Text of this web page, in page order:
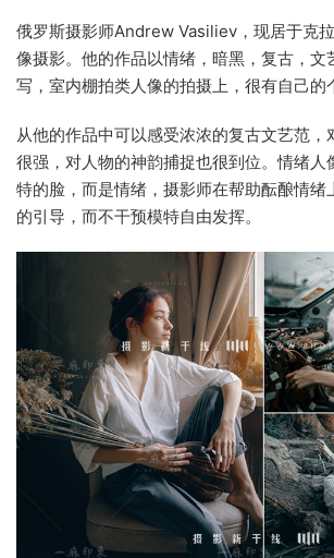
俄罗斯摄影师Andrew Vasiliev，现居于克
像摄影。他的作品以情绪，暗黑，复古，文
写，室内棚拍类人像的拍摄上，很有自己的
从他的作品中可以感受浓浓的复古文艺范，
很强，对人物的神韵捕捉也很到位。情绪人
特的脸，而是情绪，摄影师在帮助酝酿情绪
的引导，而不干预模特自由发挥。